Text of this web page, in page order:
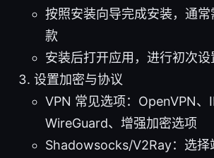
按照安装向导完成安装，通
款
安装后打开应用，进行初次设
设置加密与协议
VPN 常见选项：OpenVPN、
WireGuard、增强加密选项
Shadowsocks/V2Ray：选择